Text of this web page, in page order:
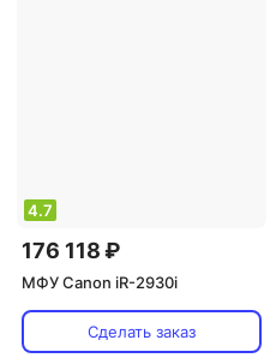
4.7
176 118 ₽
МФУ Canon iR-2930i
Сделать заказ